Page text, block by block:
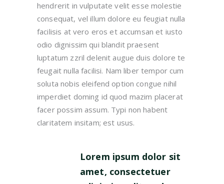
hendrerit in vulputate velit esse molestie
consequat, vel illum dolore eu feugiat nulla
facilisis at vero eros et accumsan et iusto
odio dignissim qui blandit praesent
luptatum zzril delenit augue duis dolore te
feugait nulla facilisi. Nam liber tempor cum
soluta nobis eleifend option congue nihil
imperdiet doming id quod mazim placerat
facer possim assum. Typi non habent
claritatem insitam; est usus.
Lorem ipsum dolor sit
amet, consectetuer